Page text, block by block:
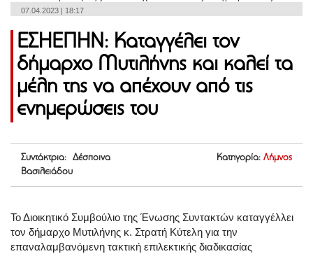
07.04.2023 | 18:17
ΕΣΗΕΠΗΝ: Καταγγέλει τον
δήμαρχο Μυτιλήνης και καλεί τα
μέλη της να απέχουν από τις
ενημερώσεις του
Συντάκτρια: Δέσποινα
Βασιλειάδου
Κατηγορία: Λήμνος
Το Διοικητικό Συμβούλιο της Ένωσης Συντακτών καταγγέλλει
τον δήμαρχο Μυτιλήνης κ. Στρατή Κύτελη για την
επαναλαμβανόμενη τακτική επιλεκτικής διαδικασίας